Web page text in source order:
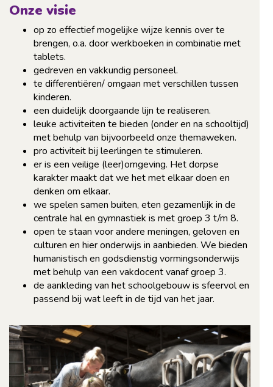
Onze visie
op zo effectief mogelijke wijze kennis over te
brengen, o.a. door werkboeken in combinatie met
tablets.
gedreven en vakkundig personeel.
te differentiëren/ omgaan met verschillen tussen
kinderen.
een duidelijk doorgaande lijn te realiseren.
leuke activiteiten te bieden (onder en na schooltijd)
met behulp van bijvoorbeeld onze themaweken.
pro activiteit bij leerlingen te stimuleren.
er is een veilige (leer)omgeving. Het dorpse
karakter maakt dat we het met elkaar doen en
denken om elkaar.
we spelen samen buiten, eten gezamenlijk in de
centrale hal en gymnastiek is met groep 3 t/m 8.
open te staan voor andere meningen, geloven en
culturen en hier onderwijs in aanbieden. We bieden
humanistisch en godsdienstig vormingsonderwijs
met behulp van een vakdocent vanaf groep 3.
de aankleding van het schoolgebouw is sfeervol en
passend bij wat leeft in de tijd van het jaar.